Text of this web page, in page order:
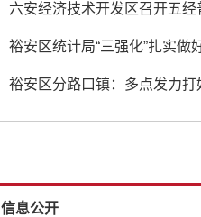
六安经济技术开发区召开五
裕安区统计局“三强化”扎实
裕安区分路口镇：多点发力打
信息公开